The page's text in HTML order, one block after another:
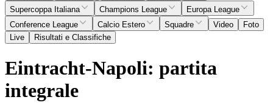
Supercoppa Italiana
Champions League
Europa League
Conference League
Calcio Estero Squadre Video
Foto
Live
Risultati e Classifiche
Eintracht-Napoli: partita
integrale